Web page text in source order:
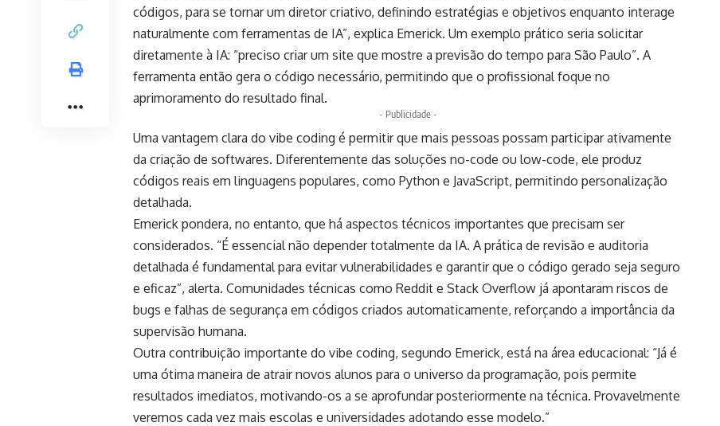
códigos, para se tornar um diretor criativo, definindo estratégias e objetivos enquanto interage
naturalmente com ferramentas de IA”, explica Emerick. Um exemplo prático seria solicitar
diretamente à IA: “preciso criar um site que mostre a previsão do tempo para São Paulo”. A
ferramenta então gera o código necessário, permitindo que o profissional foque no
aprimoramento do resultado final.
- Publicidade -
Uma vantagem clara do vibe coding é permitir que mais pessoas possam participar ativamente
da criação de softwares. Diferentemente das soluções no-code ou low-code, ele produz
códigos reais em linguagens populares, como Python e JavaScript, permitindo personalização
detalhada.
Emerick pondera, no entanto, que há aspectos técnicos importantes que precisam ser
considerados. “É essencial não depender totalmente da IA. A prática de revisão e auditoria
detalhada é fundamental para evitar vulnerabilidades e garantir que o código gerado seja seguro
e eficaz”, alerta. Comunidades técnicas como Reddit e Stack Overflow já apontaram riscos de
bugs e falhas de segurança em códigos criados automaticamente, reforçando a importância da
supervisão humana.
Outra contribuição importante do vibe coding, segundo Emerick, está na área educacional: “Já é
uma ótima maneira de atrair novos alunos para o universo da programação, pois permite
resultados imediatos, motivando-os a se aprofundar posteriormente na técnica. Provavelmente
veremos cada vez mais escolas e universidades adotando esse modelo.”